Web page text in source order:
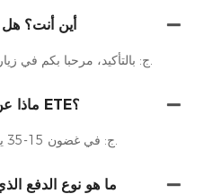
4. أين أنت؟
ج: بالتأكيد، مرحبا بكم في زيارة المصنع في أي وقت.
5. ماذا عن وقت التسليم؟ ETE؟
ج: في غضون 15-35 يومًا بعد تأكيد متطلباتك.
6.ما هو نوع الدفع